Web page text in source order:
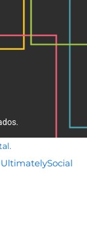
UltimatelySocial